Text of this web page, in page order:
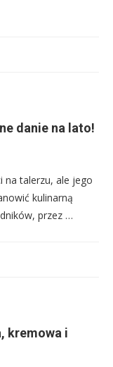
danie na lato!
na talerzu, ale jego
kulinarną
przez …
kremowa i